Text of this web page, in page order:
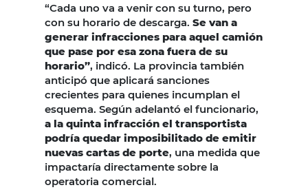
“Cada uno va a venir con su turno, pero
con su horario de descarga. Se van a
generar infracciones para aquel camión
que pase por esa zona fuera de su
horario”, indicó. La provincia también
anticipó que aplicará sanciones
crecientes para quienes incumplan el
esquema. Según adelantó el funcionario,
a la quinta infracción el transportista
podría quedar imposibilitado de emitir
nuevas cartas de porte, una medida que
impactaría directamente sobre la
operatoria comercial.